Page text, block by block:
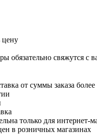
цену
обязательно свяжутся с
от суммы заказа более
только для интернет-
в розничных магазинах